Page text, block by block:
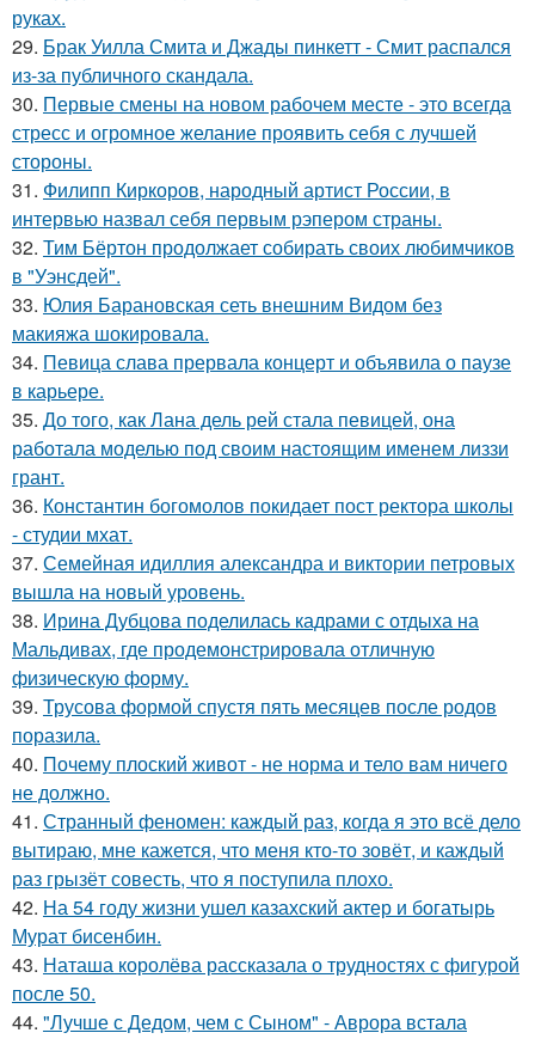
руках.
29. Брак Уилла Смита и Джады пинкетт - Смит распался
из-за публичного скандала.
30. Первые смены на новом рабочем месте - это всегда
стресс и огромное желание проявить себя с лучшей
стороны.
31. Филипп Киркоров, народный артист России, в
интервью назвал себя первым рэпером страны.
32. Тим Бёртон продолжает собирать своих любимчиков
в "Уэнсдей".
33. Юлия Барановская сеть внешним Видом без
макияжа шокировала.
34. Певица слава прервала концерт и объявила о паузе
в карьере.
35. До того, как Лана дель рей стала певицей, она
работала моделью под своим настоящим именем лиззи
грант.
36. Константин богомолов покидает пост ректора школы
- студии мхат.
37. Семейная идиллия александра и виктории петровых
вышла на новый уровень.
38. Ирина Дубцова поделилась кадрами с отдыха на
Мальдивах, где продемонстрировала отличную
физическую форму.
39. Трусова формой спустя пять месяцев после родов
поразила.
40. Почему плоский живот - не норма и тело вам ничего
не должно.
41. Странный феномен: каждый раз, когда я это всё дело
вытираю, мне кажется, что меня кто-то зовёт, и каждый
раз грызёт совесть, что я поступила плохо.
42. На 54 году жизни ушел казахский актер и богатырь
Мурат бисенбин.
43. Наташа королёва рассказала о трудностях с фигурой
после 50.
44. "Лучше с Дедом, чем с Сыном" - Аврора встала